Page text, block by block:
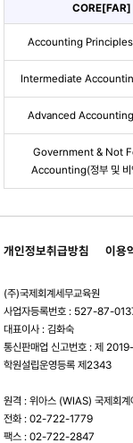
CORE[FAR]
Accounting Principles(
Intermediate
Advanced
Government & Not
Accounting(정부 및 비
개인정보취급방침 이용
(주)국제회계세무교육원
사업자등록번호 : 527-87-
대표이사 : 김화숙
통신판매업 신고번호 : 제
학원설립운영등록 제2343
원격 : 위아스 (WIAS) 국제회
전화 : 02-722-1779
팩스 : 02-722-2847